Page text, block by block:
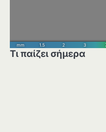
Τι παίζει σήμερα